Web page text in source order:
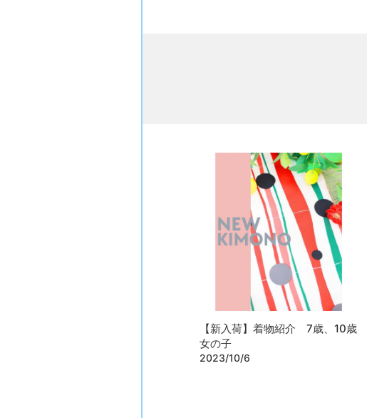
【新入荷】着物紹介 7歳、10歳
女の子
2023/10/6